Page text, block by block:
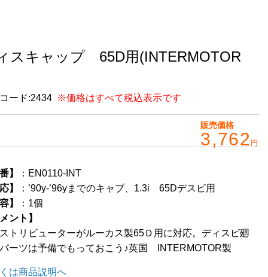
スキャップ 65D用(INTERMOTOR
ード:2434 ※価格はすべて税込表示です
販売価格
3,762 円
】
：EN0110-INT
】
：’90y-’96yまでのキャブ、1.3i 65Dデスビ用
】
：1個
ント】
トリビューターがルーカス製65Ｄ用に対応。ディスビ廻
ーツは予備でもっておこう♪英国 INTERMOTOR製
は商品説明へ